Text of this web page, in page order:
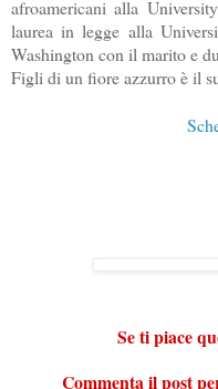
afroamericani alla
laurea in legge alla
Washington con il marito e
Figli di un fiore azzurro è il
Se ti piace
Commenta il post